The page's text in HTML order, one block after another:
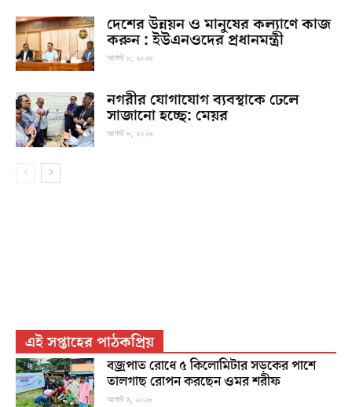
দেশের উন্নয়ন ও মানুষের কল্যাণে কাজ
করুন : ইউএনওদের প্রধানমন্ত্রী
আগস্ট ৮, ২০২৬
নগরীর যোগাযোগ ব্যবস্থাকে ঢেলে
সাজানো হচ্ছে: মেয়র
আগস্ট ৮, ২০২৬
এই সপ্তাহের পাঠকপ্রিয়
বজ্রপাত রোধে ৫ কিলোমিটার সড়কের পাশে
তালগাছ রোপন করছেন ওমর শরীফ
আগস্ট ৪, ২০২৬